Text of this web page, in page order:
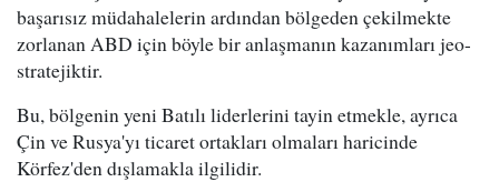
başarısız müdahalelerin ardından bölgeden çekilmekte
zorlanan ABD için böyle bir anlaşmanın kazanımları jeo-
stratejiktir.
Bu, bölgenin yeni Batılı liderlerini tayin etmekle, ayrıca
Çin ve Rusya'yı ticaret ortakları olmaları haricinde
Körfez'den dışlamakla ilgilidir.